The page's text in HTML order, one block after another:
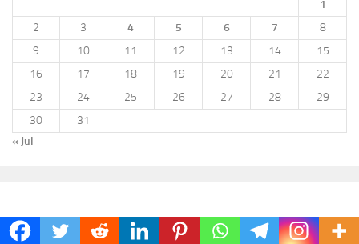
1
2
3 4 5 6 7
8
9
10 11 12 13 14
15
16
17 18 19 20 21
22
23
24 25 26 27 28
29
30
31
« Jul